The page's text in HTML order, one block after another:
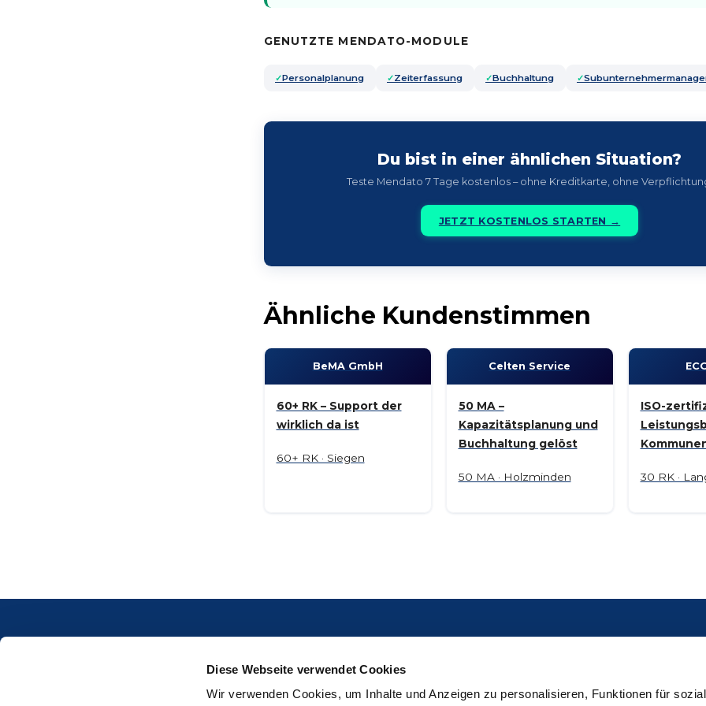
Diese Webseite verwendet Cookies
Wir verwenden Cookies, um Inhalte und Anzeigen zu personalisieren, Funktionen für
GENUTZTE MENDATO-MODULE
Personalplanung Zeiterfassung Buchhaltung
Du bist in einer ähnlichen Situation?
Teste Mendato 7 Tage kostenlos – ohne Kreditkarte, ohne
JETZT KOSTENLOS STARTEN →
Ähnliche Kundenstimmen
BeMA GmbH
60+ RK – Support der
wirklich da ist
60+ RK · Siegen
Celten Service
50 MA –
Kapazitätsplanung und
Buchhaltung gelöst
50 MA · Holzminden
ISO-
30 RK ·